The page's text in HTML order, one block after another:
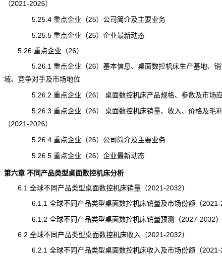
（2021-2026）
5.25.4 重点企业（25）公司简介及主要业务
5.25.5 重点企业（25）企业最新动态
5.26 重点企业（26）
5.26.1 重点企业（26）基本信息、桌面数控机床生产基地、销
域、竞争对手及市场地位
5.26.2 重点企业（26） 桌面数控机床产品规格、参数及市场
5.26.3 重点企业（26） 桌面数控机床销量、收入、价格及毛
（2021-2026）
5.26.4 重点企业（26）公司简介及主要业务
5.26.5 重点企业（26）企业最新动态
第六章 不同产品类型桌面数控机床分析
6.1 全球不同产品类型桌面数控机床销量（2021-2032）
6.1.1 全球不同产品类型桌面数控机床销量及市场份额（2021-
6.1.2 全球不同产品类型桌面数控机床销量预测（2027-2032）
6.2 全球不同产品类型桌面数控机床收入（2021-2032）
6.2.1 全球不同产品类型桌面数控机床收入及市场份额（2021-